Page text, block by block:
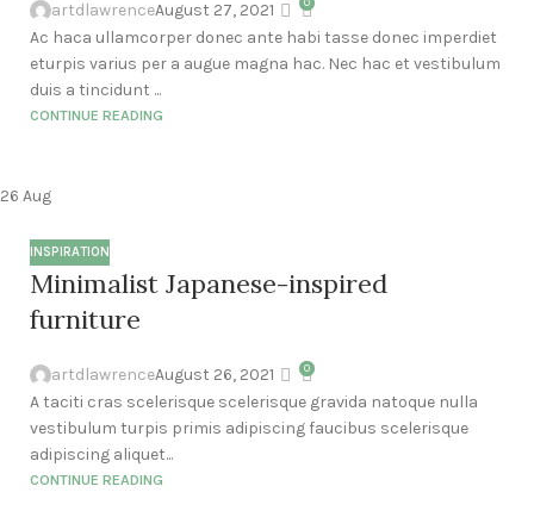
artdlawrenceAugust 27, 2021 0
Ac haca ullamcorper donec ante habi tasse donec imperdiet
eturpis varius per a augue magna hac. Nec hac et vestibulum
duis a tincidunt ...
CONTINUE READING
26 Aug
INSPIRATION
Minimalist Japanese-inspired
furniture
artdlawrenceAugust 26, 2021 0
A taciti cras scelerisque scelerisque gravida natoque nulla
vestibulum turpis primis adipiscing faucibus scelerisque
adipiscing aliquet...
CONTINUE READING